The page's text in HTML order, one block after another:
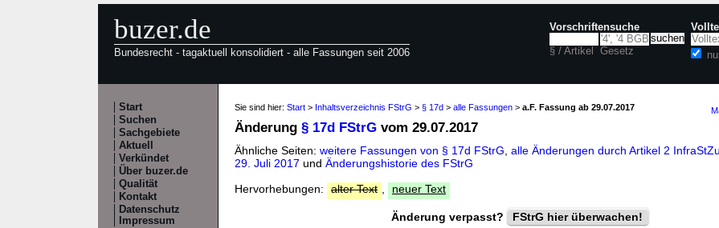
buzer.de
Bundesrecht - tagaktuell konsolidiert - alle Fassungen seit 2006
Vorschriftensuche
§ / Artikel Gesetz
Start
Suchen
Sachgebiete
Aktuell
Verkündet
Über buzer.de
Qualität
Kontakt
Datenschutz
Impressum
Sie sind hier: Start > Inhaltsverzeichnis FStrG > § 17d > alle Fassungen > a.F. Fassung ab 29.07.2017
Änderung § 17d FStrG vom 29.07.2017
Ähnliche Seiten: weitere Fassungen von § 17d FStrG alle Änderungen durch Artikel 2
29. Juli 2017 und Änderungshistorie des FStrG
Hervorhebungen:
alter Text neuer Text
Änderung verpasst? FStrG hier überwachen!